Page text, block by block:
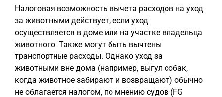
Налоговая возможность вычета расходов на уход
за животными действует, если уход
осуществляется в доме или на участке владельца
животного. Также могут быть вычтены
транспортные расходы. Однако уход за
животными вне дома (например, выгул собак,
когда животное забирают и возвращают) обычно
не облагается налогом, по мнению судов (FG